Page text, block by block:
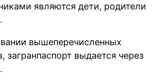
являются дети, родители
вышеперечисленных
загранпаспорт выдается через